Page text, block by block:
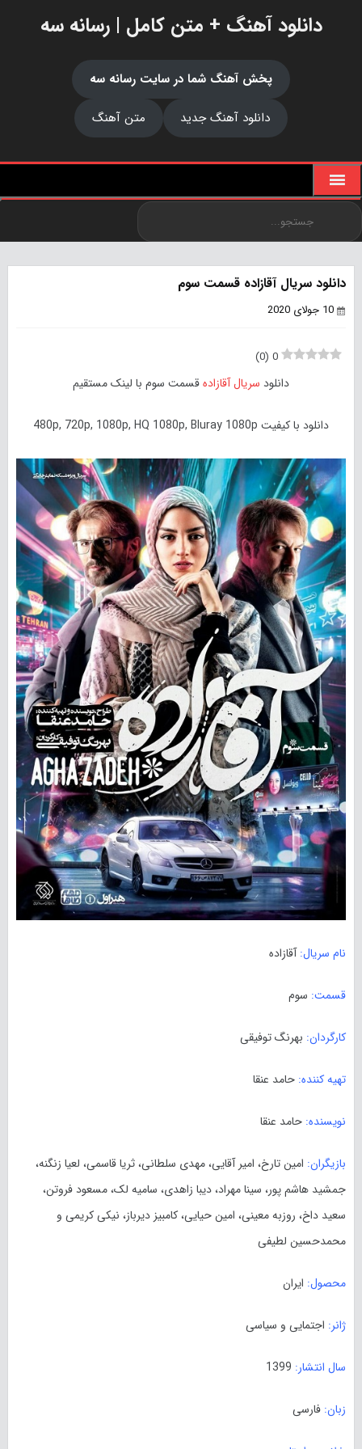
دانلود آهنگ + متن کامل | رسانه سه
پخش آهنگ شما در سایت رسانه سه
دانلود آهنگ جدید
متن آهنگ
دانلود سریال آقازاده قسمت سوم
10 جولای 2020
0
(
0
)
دانلود سریال آقازادهقسمت سوم با لینک مستقیم
دانلود با کیفیت 480p, 720p, 1080p, HQ 1080p, Bluray 1080p
نام سریال:آقازاده
قسمت: سوم
کارگردان: بهرنگ توفیقی
تهیه کننده: حامد عنقا
نویسنده: حامد عنقا
بازیگران: امین تارخ، امیر آقایی، مهدی سلطانی، ثریا قاسمی، لعیا زنگنه،
جمشید هاشم پور، سینا مهراد، دیبا زاهدی، سامیه لک، مسعود فروتن،
سعید داخ، روزبه معینی، امین حیایی، کامبیز دیرباز، نیکی کریمی و
محمدحسین لطیفی
محصول: ایران
ژانر: اجتمایی و سیاسی
سال انتشار:
زبان: فارسی